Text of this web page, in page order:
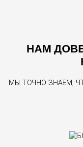
НАМ
МЫ ТОЧНО ЗНАЕМ,